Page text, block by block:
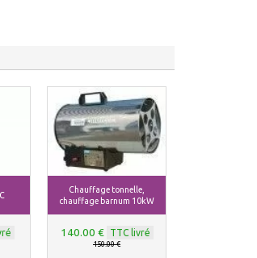
Chauffage tonnelle,
chauffage barnum 10kW
140.00 € TTC livré
150.00 €